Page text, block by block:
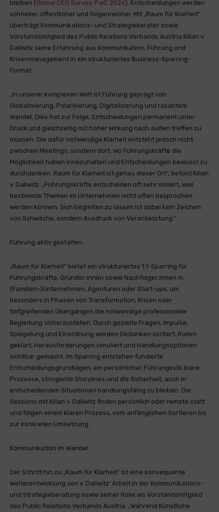
bleiben (Global CEO Survey, PwC 2026). Entscheidungen werden
schneller, öffentlicher und folgenreicher. Mit „Raum für Klarheit“
überträgt Kommunikations- und Strategieberater sowie
Vorstandsmitglied des Public Relations Verbands Austria Kilian v.
Dallwitz seine Erfahrung aus Kommunikation, Führung und
Krisenmanagement in ein strukturiertes Business-Sparring-
Format.
„In unserer komplexen Welt ist Führung geprägt von
Globalisierung, Polarisierung, Digitalisierung und rasantem
Wandel. Dies hat zur Folge, Entscheidungen permanent unter
Druck und gleichzeitig mit hoher Wirkung nach außen treffen zu
müssen. Die dafür notwendige Klarheit entsteht jedoch nicht
zwischen Meetings, sondern dort, wo Führungskräfte die
Möglichkeit haben innezuhalten und Entscheidungen bewusst zu
durchdenken. Raum für Klarheit ist genau dieser Ort“, betont Kilian
v. Dallwitz. „Führungskräfte entscheiden oft sehr isoliert, weil
bestimmte Themen im Unternehmen nicht offen besprochen
werden können. Sich begleiten zu lassen ist dabei kein Zeichen
von Schwäche, sondern Ausdruck von Verantwortung.“
Führung aktiv gestalten
„Raum für Klarheit“ bietet ein strukturiertes 1:1-Sparring für
Führungskräfte, Gründer:innen sowie Nachfolger:innen in
(Familien-)Unternehmen, Agenturen oder Start-ups, um
besonders in Phasen von Transformation, Krisen oder
tiefgreifenden Übergängen die notwendige professionelle
Begleitung sicherzustellen. Durch gezielte Fragen, Impulse,
Spiegelung und Einordnung werden Gedanken sortiert, Rollen
geklärt, Herausforderungen simuliert und Handlungsoptionen
sichtbar gemacht. Im Sparring entstehen fundierte
Entscheidungsgrundlagen, ein persönlicher Führungsstil, klare
Prozesse, stringente Storylines und die Sicherheit, auch in
entscheidenden Situationen handlungsfähig zu bleiben. Die
Sessions mit Kilian v. Dallwitz finden persönlich oder remote statt
und folgen einem klaren Prozess, vom anfänglichen Sortieren bis
zur konkreten Umsetzung.
Kommunikation im Wandel
Der Schritt hin zu „Raum für Klarheit“ ist eine konsequente
Weiterentwicklung von v. Dallwitz‘ Arbeit in der Kommunikations-
und Strategieberatung sowie seiner Rolle als Vorstandsmitglied
des Public Relations Verbands Austria. „Während Künstliche